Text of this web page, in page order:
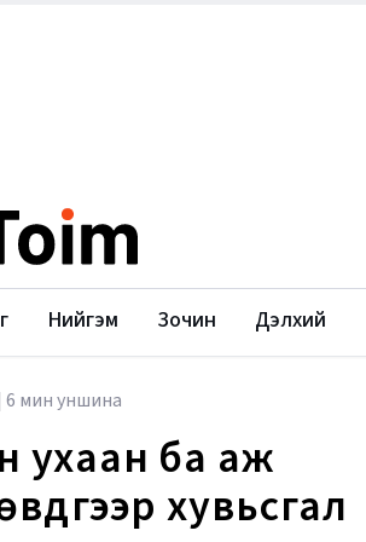
Нийгэм Зочин Дэлхий
6 мин уншина
ухаан ба аж
хувьсгал